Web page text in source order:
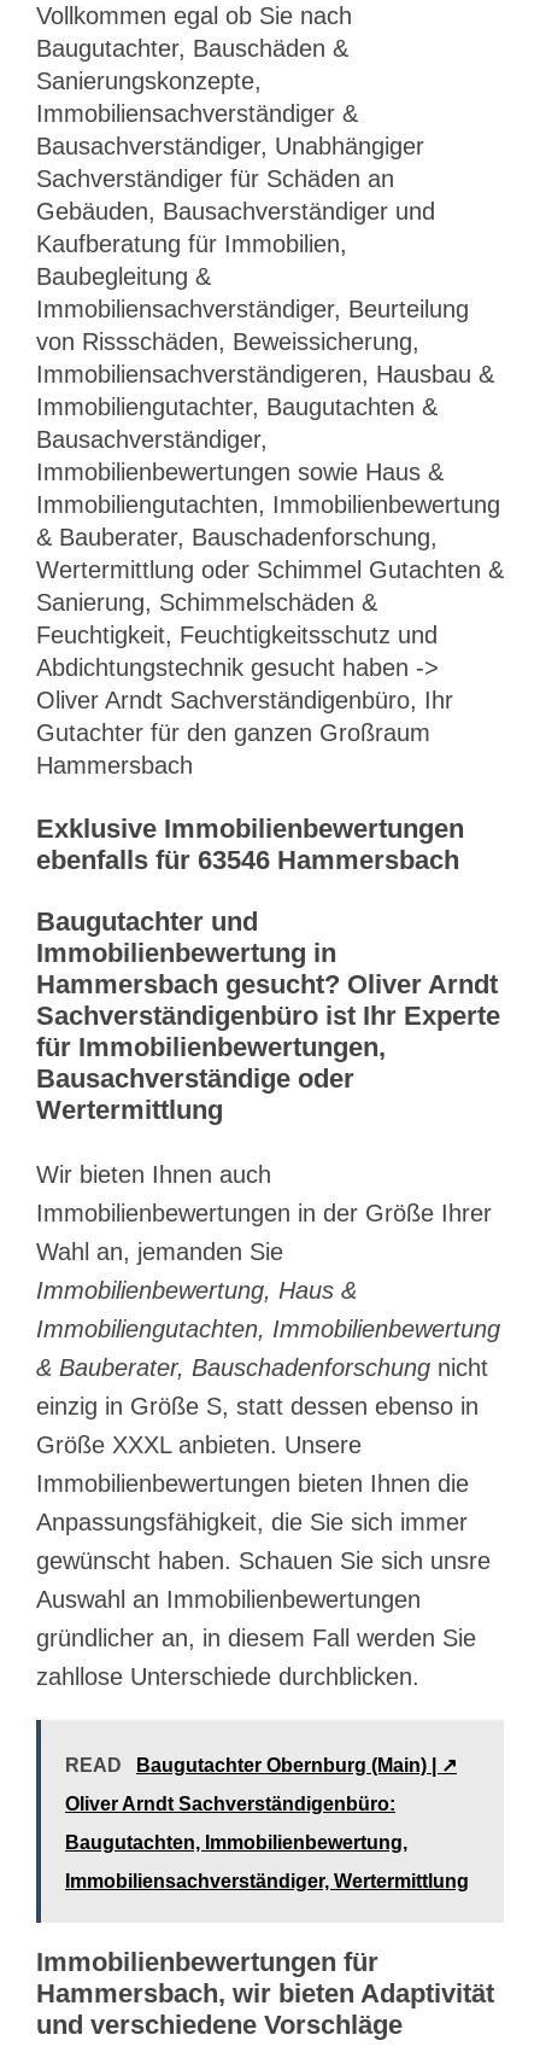
Vollkommen egal ob Sie nach
Baugutachter, Bauschäden &
Sanierungskonzepte,
Immobiliensachverständiger &
Bausachverständiger, Unabhängiger
Sachverständiger für Schäden an
Gebäuden, Bausachverständiger und
Kaufberatung für Immobilien,
Baubegleitung &
Immobiliensachverständiger, Beurteilung
von Rissschäden, Beweissicherung,
Immobiliensachverständigeren, Hausbau &
Immobiliengutachter, Baugutachten &
Bausachverständiger,
Immobilienbewertungen sowie Haus &
Immobiliengutachten, Immobilienbewertung
& Bauberater, Bauschadenforschung,
Wertermittlung oder Schimmel Gutachten &
Sanierung, Schimmelschäden &
Feuchtigkeit, Feuchtigkeitsschutz und
Abdichtungstechnik gesucht haben ->
Oliver Arndt Sachverständigenbüro, Ihr
Gutachter für den ganzen Großraum
Hammersbach
Exklusive Immobilienbewertungen
ebenfalls für 63546 Hammersbach
Baugutachter und
Immobilienbewertung in
Hammersbach gesucht? Oliver Arndt
Sachverständigenbüro ist Ihr Experte
für Immobilienbewertungen,
Bausachverständige oder
Wertermittlung
Wir bieten Ihnen auch
Immobilienbewertungen in der Größe Ihrer
Wahl an, jemanden Sie
Immobilienbewertung, Haus &
Immobiliengutachten, Immobilienbewertung
& Bauberater, Bauschadenforschung nicht
einzig in Größe S, statt dessen ebenso in
Größe XXXL anbieten. Unsere
Immobilienbewertungen bieten Ihnen die
Anpassungsfähigkeit, die Sie sich immer
gewünscht haben. Schauen Sie sich unsre
Auswahl an Immobilienbewertungen
gründlicher an, in diesem Fall werden Sie
zahllose Unterschiede durchblicken.
READ
Baugutachter Obernburg (Main) | ↗️
Oliver Arndt Sachverständigenbüro:
Baugutachten, Immobilienbewertung,
Immobiliensachverständiger, Wertermittlung
Immobilienbewertungen für
Hammersbach, wir bieten Adaptivität
und verschiedene Vorschläge